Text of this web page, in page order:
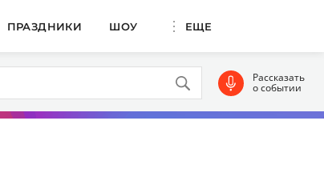
ПРАЗДНИКИ ШОУ ЕЩЕ
Рассказать
о событии